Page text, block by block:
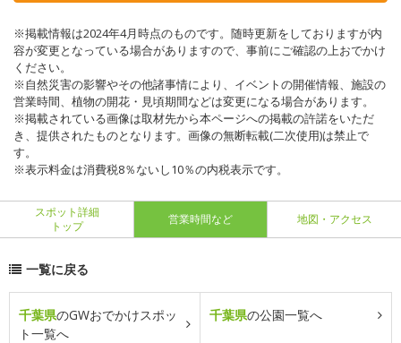
※掲載情報は2024年4月時点のものです。随時更新をしておりますが内
容が変更となっている場合がありますので、事前にご確認の上おでかけ
ください。
※自然災害の影響やその他諸事情により、イベントの開催情報、施設の
営業時間、植物の開花・見頃期間などは変更になる場合があります。
※掲載されている画像は取材先から本ページへの掲載の許諾をいただ
き、提供されたものとなります。画像の無断転載(二次使用)は禁止で
す。
※表示料金は消費税8％ないし10％の内税表示です。
スポット詳細
トップ
営業時間など 地図・アクセス
一覧に戻る
千葉県のGWおでかけスポッ
ト一覧へ
千葉県の公園一覧へ